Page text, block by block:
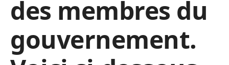
des membres du
gouvernement.